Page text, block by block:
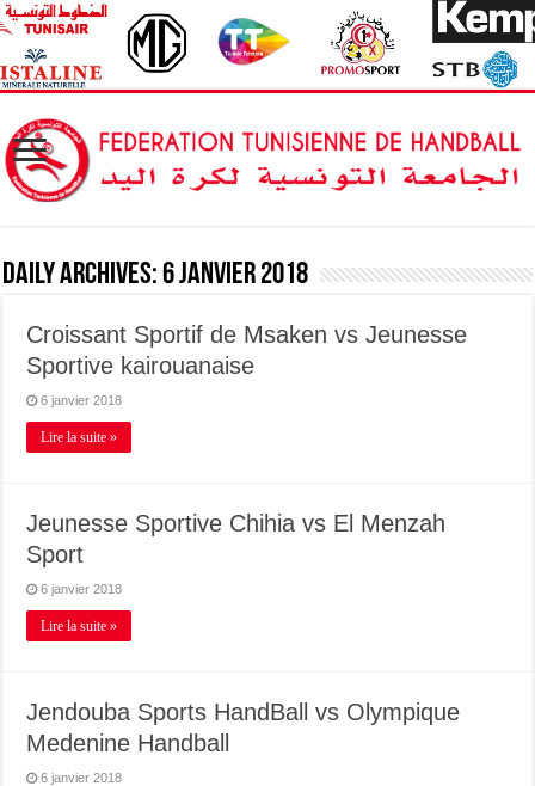
Daily Archives:6 janvier 2018
Croissant Sportif de Msaken vs Jeunesse
Sportive kairouanaise
6 janvier 2018
Lire la suite »
Jeunesse Sportive Chihia vs El Menzah
Sport
6 janvier 2018
Lire la suite »
Jendouba Sports HandBall vs Olympique
Medenine Handball
6 janvier 2018